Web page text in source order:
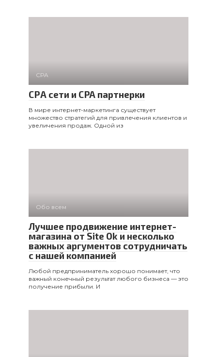
CPA
СРА сети и CPA партнерки
В мире интернет-маркетинга существует
множество стратегий для привлечения клиентов и
увеличения продаж. Одной из
Обо всем
Лучшее продвижение интернет-
магазина от Site Ok и несколько
важных аргументов сотрудничать
с нашей компанией
Любой предприниматель хорошо понимает, что
важный конечный результат любого бизнеса — это
получение прибыли. И